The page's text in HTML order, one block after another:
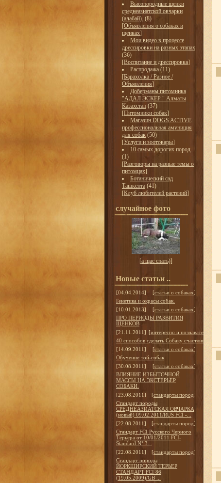
Высопородные щенки
среднеазиатской овчарки
(алабай). (8)
[Объявления о собаках и
щенках]
Мои видео в процессе
дрессировки на разных этапах
(36)
[Воспитание и дрессировка]
Распродажа (11)
[Барахолка / Разное /
Объявления]
Доберманы питомника
"АДАЛ ЭСКЕР " Алматы
Казахстан (37)
[Питомники собак]
Магазин DOGS ACTIVE
профессиональная амуниция
для собак (50)
[Услуги и зоотовары]
10 самых дорогих пород
(1)
[Разговоры на разные темы о
питомцах]
Ботанический сад
Ташкента (41)
[Клуб любителей растений]
случайное фото
[а щас спать)]
Новые статьи ..
[04.04.2014] [статьи о собаках]
Генетика и окрасы собак.
[10.01.2013]
[статьи о собаках]
ПРО ПЕРИОДЫ РАЗВИТИЯ
ЩЕНКОВ
[21.11.2011] [интересно и познавательно
40 способов сделать Собаку счастливой
[14.09.2011]
[статьи о собаках]
Обучение той-собак
[30.08.2011]
[статьи о собаках]
ВЛИЯНИЕ ИЗБЫТОЧНОЙ
МАССЫ НА ЭКСТЕРЬЕР
СОБАКИ.
[23.08.2011]
[стандарты пород]
Стандарт породы
СРЕДНЕАЗИАТСКАЯ ОВЧАРКА
(новый) 09.02.2011/RUS FCI -...
[22.08.2011]
[стандарты пород]
Стандарт FCI Русского Черного
Терьера от 10/01/2011 FCI-
Standard N° 3...
[22.08.2011]
[стандарты пород]
Стандарт породы
ЙОРКШИРСКИЙ ТЕРЬЕР
СТАНДАРТ FCI 86
(19.05.2009)/GB ...